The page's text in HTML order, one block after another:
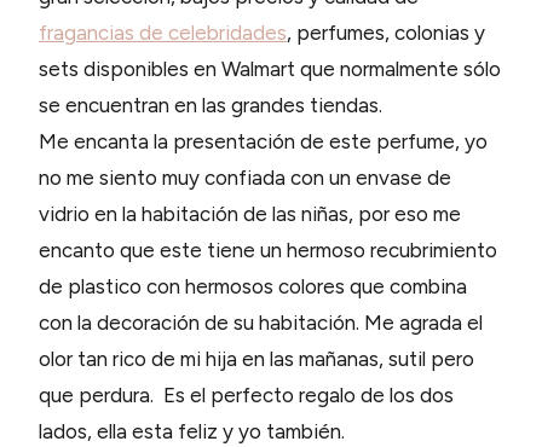
fragancias de celebridades, perfumes, colonias y
sets disponibles en Walmart que normalmente sólo
se encuentran en las grandes tiendas.
Me encanta la presentación de este perfume, yo
no me siento muy confiada con un envase de
vidrio en la habitación de las niñas, por eso me
encanto que este tiene un hermoso recubrimiento
de plastico con hermosos colores que combina
con la decoración de su habitación. Me agrada el
olor tan rico de mi hija en las mañanas, sutil pero
que perdura. Es el perfecto regalo de los dos
lados, ella esta feliz y yo también.